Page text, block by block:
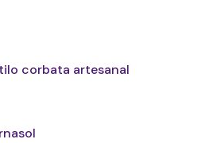
corbata artesanal